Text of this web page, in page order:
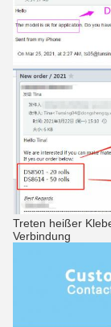
Treten heißer
Verbindung